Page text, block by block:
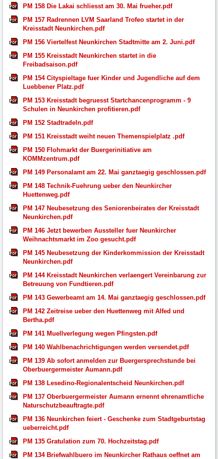
PM 158 Die Lakai schliesst am 30. Mai frueher.pdf
PM 157 Radrennen LVM Saarland Trofeo startet in der
Kreisstadt Neunkirchen.pdf
PM 156 Viertelfest Neunkirchen Stadtmitte am 2. Juni.pdf
PM 155 Kreisstadt Neunkirchen startet in die
Freibadsaison.pdf
PM 154 Cityspieltage fuer Kinder und Jugendliche auf dem
Luebbener Platz.pdf
PM 153 Kreisstadt begruesst Startchancenprogramm - 9
Schulen in Neunkirchen profitieren.pdf
PM 152 Stadtradeln.pdf
PM 151 Kreisstadt weiht neuen Themenspielplatz .pdf
PM 150 Flohmarkt der Buergerinitiative am
KOMMzentrum.pdf
PM 149 Personalamt am 22. Mai ganztaegig geschlossen.pdf
PM 148 Technik-Fuehrung ueber den Neunkircher
Huettenweg.pdf
PM 147 Neubesetzung des Seniorenbeirates der Kreisstadt
Neunkirchen.pdf
PM 146 Jetzt bewerben Aussteller fuer Neunkircher
Weihnachtsmarkt im Zoo gesucht.pdf
PM 145 Neubesetzung der Kinderkommission der Kreisstadt
Neunkirchen.pdf
PM 144 Kreisstadt Neunkirchen verlaengert Vereinbarung zur
Betreuung von Fundtieren.pdf
PM 143 Gewerbeamt am 14. Mai ganztaegig geschlossen.pdf
PM 142 Zeitreise ueber den Huettenweg mit Alfed und
Bertha.pdf
PM 141 Muellverlegung wegen Pfingsten.pdf
PM 140 Wahlbenachrichtigungen werden versendet.pdf
PM 139 Ab sofort anmelden zur Buergersprechstunde bei
Oberbuergermeister Aumann.pdf
PM 138 Lesedino-Regionalentscheid Neunkirchen.pdf
PM 137 Oberbuergermeister Aumann ernennt ehrenamtliche
Naturschutzbeauftragte.pdf
PM 136 Neunkirchen feiert - Geschenke zum Stadtgeburtstag
ueberreicht.pdf
PM 135 Gratulation zum 70. Hochzeitstag.pdf
PM 134 Briefwahlbuero im Neunkircher Rathaus oeffnet am